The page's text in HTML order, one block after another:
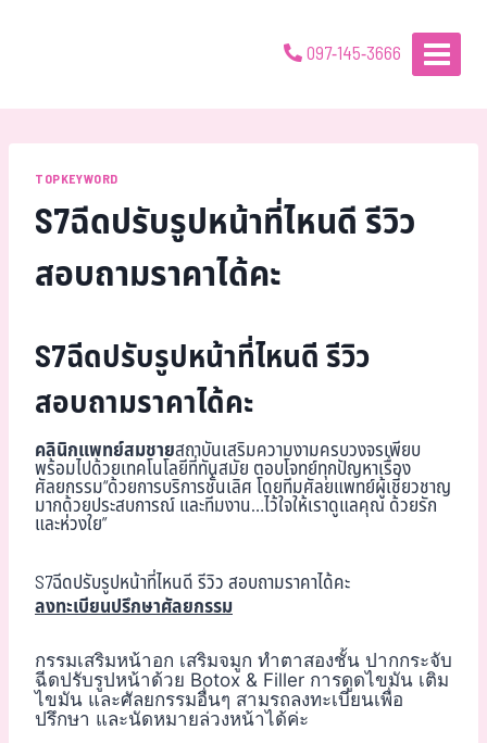
097-145-3666
TOPKEYWORD
S7ฉีดปรับรูปหน้าที่ไหนดี รีวิว
สอบถามราคาได้คะ
S7ฉีดปรับรูปหน้าที่ไหนดี รีวิว
สอบถามราคาได้คะ
คลินิกแพทย์สมชายสถาบันเสริมความงามครบวงจรเพียบ
พร้อมไปด้วยเทคโนโลยีที่ทันสมัย ตอบโจทย์ทุกปัญหาเรื่อง
ศัลยกรรม“ด้วยการบริการชั้นเลิศ โดยทีมศัลยแพทย์ผู้เชี่ยวชาญ
มากด้วยประสบการณ์ และทีมงาน…ไว้ใจให้เราดูแลคุณ ด้วยรัก
และห่วงใย”
S7ฉีดปรับรูปหน้าที่ไหนดี รีวิว สอบถามราคาได้คะ
ลงทะเบียนปรึกษาศัลยกรรม
กรรมเสริมหน้าอก เสริมจมูก ทำตาสองชั้น ปากกระจับ
ฉีดปรับรูปหน้าด้วย Botox & Filler การดูดไขมัน เติม
ไขมัน และศัลยกรรมอื่นๆ สามรถลงทะเบียนเพื่อ
ปรึกษา และนัดหมายล่วงหน้าได้ค่ะ